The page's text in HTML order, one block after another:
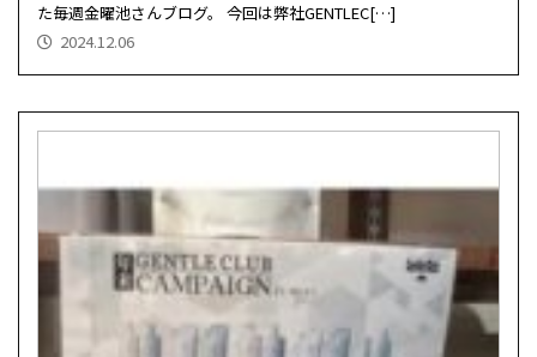
た毎週金曜池さんブログ。 今回は弊社GENTLEC[…]
2024.12.06